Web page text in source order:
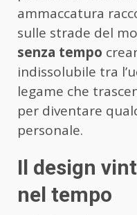
ammaccatura
sulle strade del
senza tempo
indissolubile tra
legame che
per diventare
personale.
Il design
nel tempo